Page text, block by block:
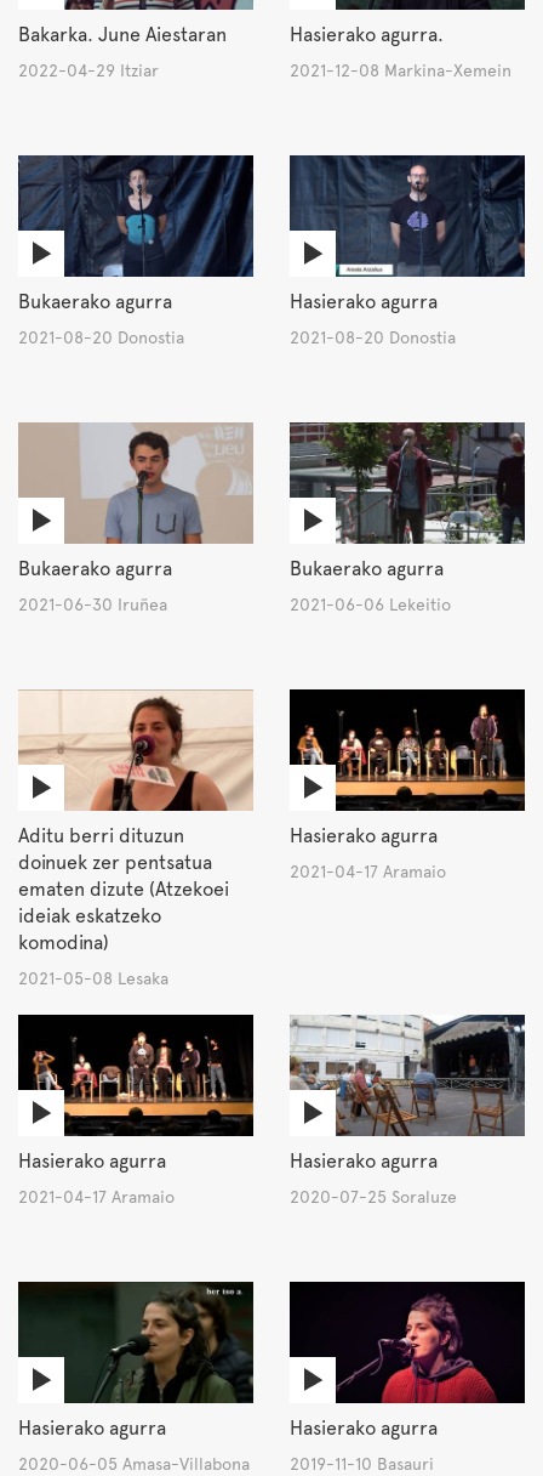
Bakarka. June Aiestaran
2022-04-29 Itziar
Hasierako agurra.
2021-12-08 Markina-Xemein
Bukaerako agurra
2021-08-20 Donostia
Hasierako agurra
2021-08-20 Donostia
Bukaerako agurra
2021-06-30 Iruñea
Bukaerako agurra
2021-06-06 Lekeitio
Aditu berri dituzun
doinuek zer pentsatua
ematen dizute (Atzekoei
ideiak eskatzeko
komodina)
2021-05-08 Lesaka
Hasierako agurra
2021-04-17 Aramaio
Hasierako agurra
2021-04-17 Aramaio
Hasierako agurra
2020-07-25 Soraluze
Hasierako agurra
2020-06-05 Amasa-Villabona
Hasierako agurra
2019-11-10 Basauri